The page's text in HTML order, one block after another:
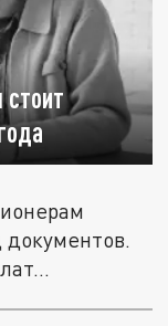
документов.